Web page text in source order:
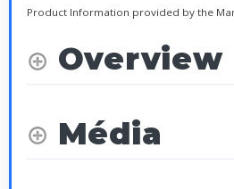
Product Information provided by the
Overview
Média